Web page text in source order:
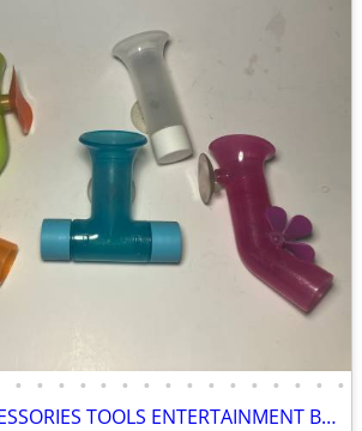
• • • • • • • • • • • • • • • •
BEACH TOYS ACCESSORIES TOOLS ENTERTAINMENT BREAKAWAY KIDS OUTDOOR FUN